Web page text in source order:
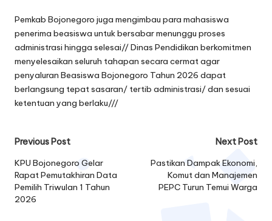
Pemkab Bojonegoro juga mengimbau para mahasiswa
penerima beasiswa untuk bersabar menunggu proses
administrasi hingga selesai// Dinas Pendidikan berkomitmen
menyelesaikan seluruh tahapan secara cermat agar
penyaluran Beasiswa Bojonegoro Tahun 2026 dapat
berlangsung tepat sasaran/ tertib administrasi/ dan sesuai
ketentuan yang berlaku///
Post
navigation
Previous Post
KPU Bojonegoro Gelar
Rapat Pemutakhiran Data
Pemilih Triwulan 1 Tahun
2026
Next Post
Pastikan Dampak Ekonomi,
Komut dan Manajemen
PEPC Turun Temui Warga